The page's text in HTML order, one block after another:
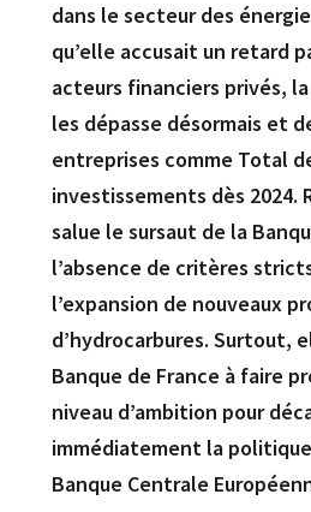
dans le secteur des
qu’elle accusait un retard
acteurs financiers privés,
les dépasse désormais et
entreprises comme Total
investissements dès 2024.
salue le sursaut de la
l’absence de critères
l’expansion de nouveaux
d’hydrocarbures. Surtout,
Banque de France à faire
niveau d’ambition pour
immédiatement la
Banque Centrale